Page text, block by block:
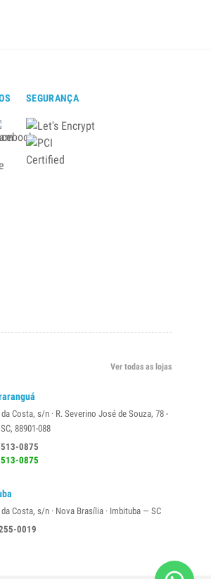
SEGURANÇA
Ver todas as lojas
Costa, s/n · R. Severino José de Souza, 78 -
88901-088
0875
0875
Costa, s/n · Nova Brasília · Imbituba — SC
0019